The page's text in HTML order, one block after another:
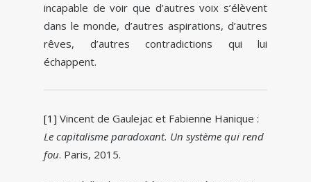
incapable de voir que d’autres voix s’élèvent
dans le monde, d’autres aspirations, d’autres
rêves, d’autres contradictions qui lui
échappent.
[1] Vincent de Gaulejac et Fabienne Hanique :
Le capitalisme paradoxant. Un système qui rend
fou. Paris, 2015.